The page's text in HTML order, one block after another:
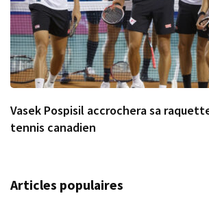
Vasek Pospisil accrochera sa
tennis canadien
Articles populaires